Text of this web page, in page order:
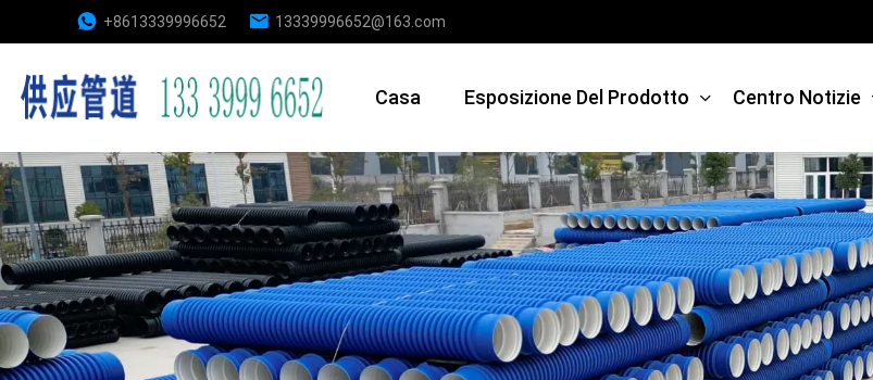
+8613339996652 13339996652@163.com
Casa Esposizione Del Prodotto Centro Notizie